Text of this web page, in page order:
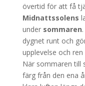
övertid för att få
Midnattssolens
under sommaren
dygnet runt och
upplevelse och
När sommaren till
färg från den ena